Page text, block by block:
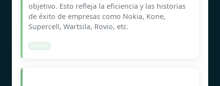
objetivo. Esto refleja la eficiencia y las historias
de éxito de empresas como Nokia, Kone,
Supercell, Wartsila, Rovio, etc.